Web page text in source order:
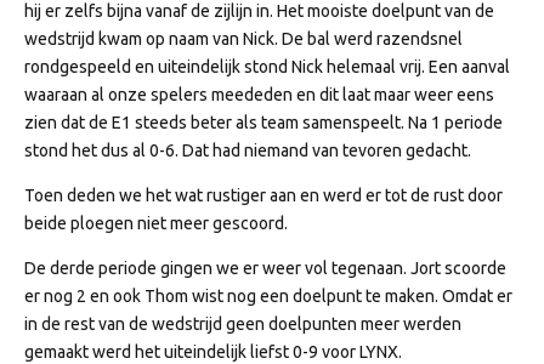
hij er zelfs bijna vanaf de zijlijn in. Het mooiste doelpunt van de
wedstrijd kwam op naam van Nick. De bal werd razendsnel
rondgespeeld en uiteindelijk stond Nick helemaal vrij. Een aanval
waaraan al onze spelers meededen en dit laat maar weer eens
zien dat de E1 steeds beter als team samenspeelt. Na 1 periode
stond het dus al 0-6. Dat had niemand van tevoren gedacht.
Toen deden we het wat rustiger aan en werd er tot de rust door
beide ploegen niet meer gescoord.
De derde periode gingen we er weer vol tegenaan. Jort scoorde
er nog 2 en ook Thom wist nog een doelpunt te maken. Omdat er
in de rest van de wedstrijd geen doelpunten meer werden
gemaakt werd het uiteindelijk liefst 0-9 voor LYNX.